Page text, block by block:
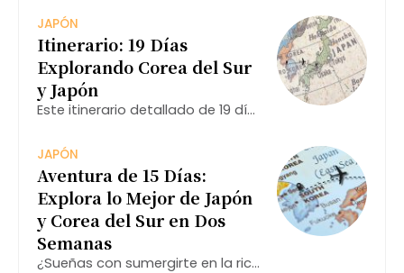
esencial y consejos prácticos
para que tu visita a Corea del Sur
sea inolvidable.
JAPÓN
Itinerario: 19 Días
Explorando Corea del Sur
y Japón
Este itinerario detallado de 19 días
culturales y modernos de Corea
del Sur y Japón, ofreciendo una
mezcla perfecta de historia,
tradición y
JAPÓN
Aventura de 15 Días:
Explora lo Mejor de Japón
y Corea del Sur en Dos
Semanas
¿Sueñas con sumergirte en la rica